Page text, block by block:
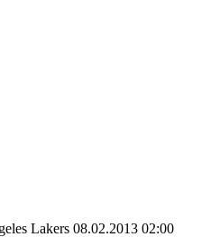
Lakers 08.02.2013 02:00